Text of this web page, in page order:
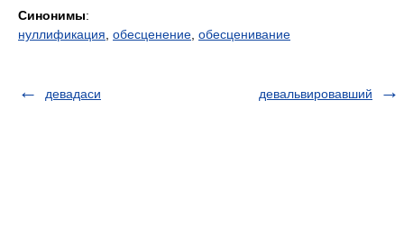
Синонимы:
нуллификация обесценение обесценивание
девадаси девальвировавший